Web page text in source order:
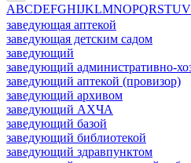
ABCDEFGHIJKLMNOPQRSTUV
заведующая аптекой
заведующая детским садом
заведующий
заведующий административно-
заведующий аптекой (провизор)
заведующий архивом
заведующий АХЧА
заведующий базой
заведующий библиотекой
заведующий здравпунктом